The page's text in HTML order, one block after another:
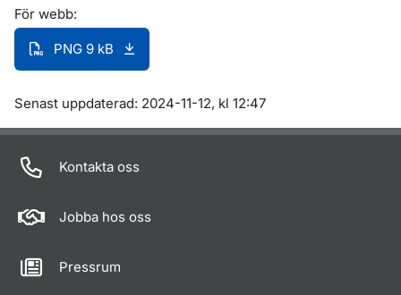
För webb:
PNG 9 kB
Om sidan
Senast uppdaterad: 2024-11-12, kl 12:47
Kontakta oss
Jobba hos oss
Pressrum